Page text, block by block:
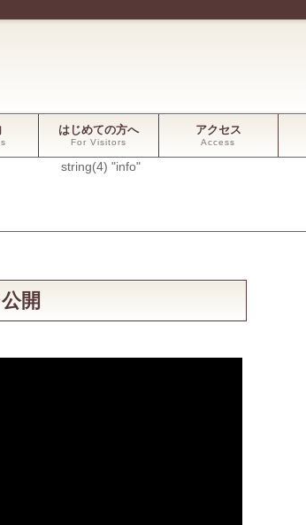
はじめての方へ
For Visitors
アクセス
Access
string(4) "info"
開